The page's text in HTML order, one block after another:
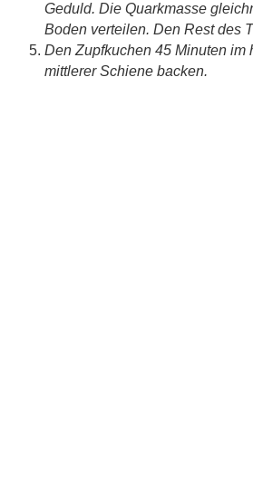
Geduld. Die Quarkmasse
Boden verteilen. Den Rest des
Den Zupfkuchen 45 Minuten im
mittlerer Schiene backen.